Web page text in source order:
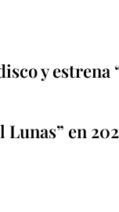
y estrena
en